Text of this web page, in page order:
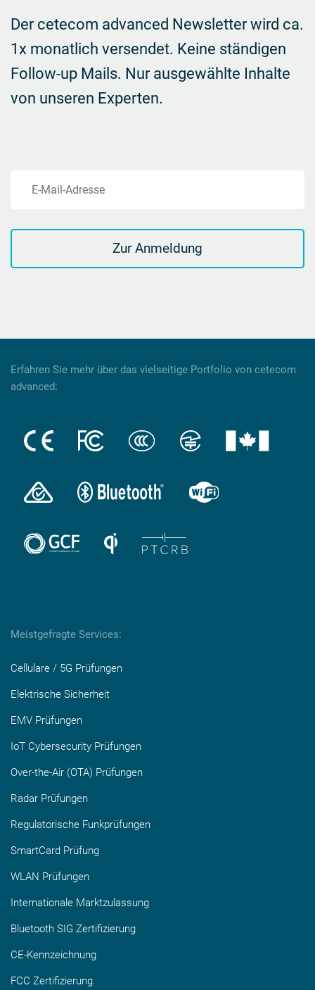
Der cetecom advanced Newsletter wird ca.
1x monatlich versendet. Keine ständigen
Follow-up Mails. Nur ausgewählte Inhalte
von unseren Experten.
E-Mail-Adresse
Zur Anmeldung
Erfahren Sie mehr über das vielseitige Portfolio von cetecom
advanced:
Meistgefragte Services:
Cellulare / 5G Prüfungen
Elektrische Sicherheit
EMV Prüfungen
IoT Cybersecurity Prüfungen
Over-the-Air (OTA) Prüfungen
Radar Prüfungen
Regulatorische Funkprüfungen
SmartCard Prüfung
WLAN Prüfungen
Internationale Marktzulassung
Bluetooth SIG Zertifizierung
CE-Kennzeichnung
FCC Zertifizierung